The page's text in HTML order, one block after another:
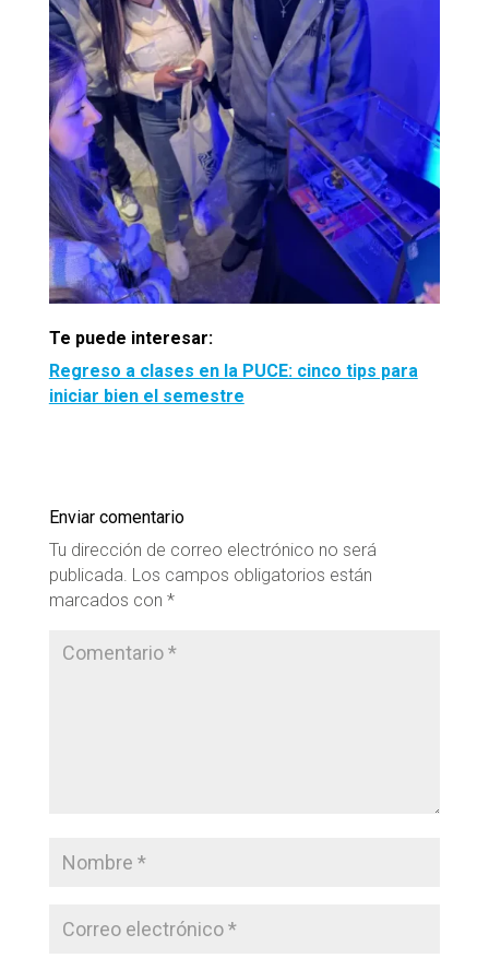
Te puede interesar:
Regreso a clases en la PUCE: cinco tips para
iniciar bien el semestre
Enviar comentario
Tu dirección de correo electrónico no será
publicada. Los campos obligatorios están
marcados con *